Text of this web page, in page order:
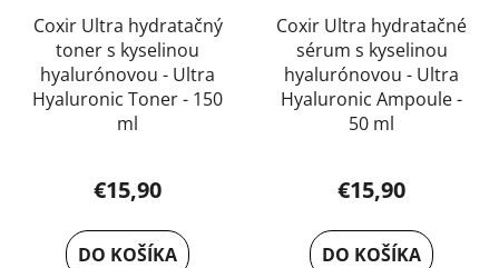
Coxir Ultra hydratačný
toner s kyselinou
hyalurónovou - Ultra
Hyaluronic Toner - 150
ml
€15,90
DO KOŠÍKA
Coxir Ultra hydratačné
sérum s kyselinou
hyalurónovou - Ultra
Hyaluronic Ampoule -
50 ml
€15,90
DO KOŠÍKA